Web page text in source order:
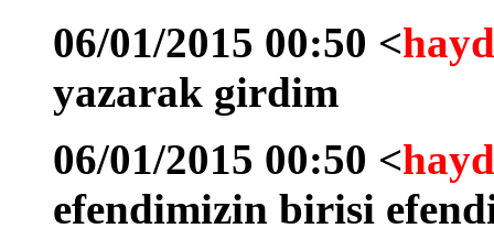
06/01/2015 00:50 <
yazarak girdim
06/01/2015 00:50 <
efendimizin birisi